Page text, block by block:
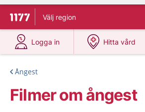
Till startsidan för 1177
Välj region
Logga in
på 1177.se
Hitta vård
på 1177.se
Ångest
Filmer om ångest